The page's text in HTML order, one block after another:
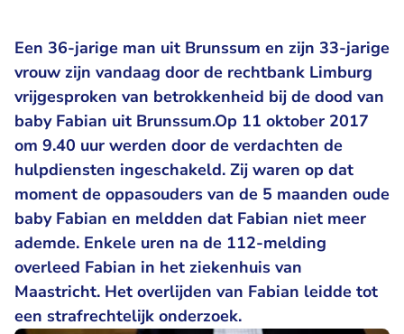
Een 36-jarige man uit Brunssum en zijn 33-jarige
vrouw zijn vandaag door de rechtbank Limburg
vrijgesproken van betrokkenheid bij de dood van
baby Fabian uit Brunssum.Op 11 oktober 2017
om 9.40 uur werden door de verdachten de
hulpdiensten ingeschakeld. Zij waren op dat
moment de oppasouders van de 5 maanden oude
baby Fabian en meldden dat Fabian niet meer
ademde. Enkele uren na de 112-melding
overleed Fabian in het ziekenhuis van
Maastricht. Het overlijden van Fabian leidde tot
een strafrechtelijk onderzoek.